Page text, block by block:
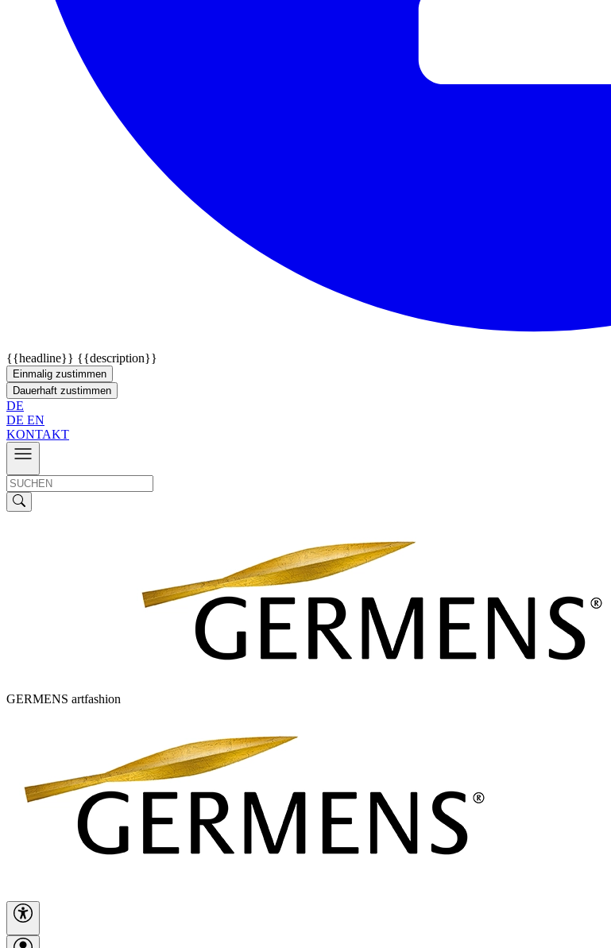
{{headline}} {{description}}
Einmalig zustimmen
Dauerhaft zustimmen
DE
DE EN
KONTAKT
GERMENS artfashion